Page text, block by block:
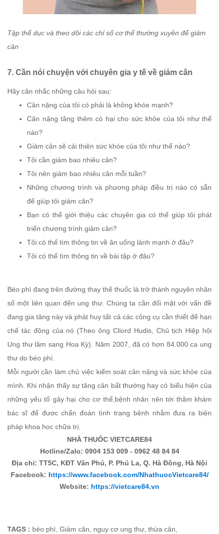
Tập thể dục và theo dõi các chỉ số cơ thể thường xuyên để giảm
cân
7. Cần nói chuyện với chuyên gia y tế về giảm cân
Hãy cân nhắc những câu hỏi sau:
Cân nặng của tôi có phải là không khỏe mạnh?
Cân nặng tăng thêm có hại cho sức khỏe của tôi như thế
nào?
Giảm cân sẽ cải thiện sức khỏe của tôi như thế nào?
Tôi cần giảm bao nhiêu cân?
Tôi nên giảm bao nhiêu cân mỗi tuần?
Những chương trình và phương pháp điều trị nào có sẵn
để giúp tôi giảm cân?
Bạn có thể giới thiệu các chuyên gia có thể giúp tôi phát
triển chương trình giảm cân?
Tôi có thể tìm thông tin về ăn uống lành mạnh ở đâu?
Tôi có thể tìm thông tin về bài tập ở đâu?
Béo phì đang trên đường thay thế thuốc lá trở thành nguyên nhân
số một liên quan đến ung thư. Chúng ta cần đối mặt với vấn đề
đang gia tăng này và phát huy tất cả các công cụ cần thiết để hạn
chế tác động của nó (Theo ông Cliord Hudis, Chủ tịch Hiệp hội
Ung thư lâm sang Hoa Kỳ). Năm 2007, đã có hơn 84.000 ca ung
thư do béo phì.
Mỗi người cần làm chủ việc kiểm soát cân nặng và sức khỏe của
mình. Khi nhận thấy sự tăng cân bất thường hay có biểu hiện của
những yếu tố gây hại cho cơ thể,bệnh nhân nên tới thăm khám
bác sĩ để được chẩn đoán tình trạng bệnh nhằm đưa ra biện
pháp khoa học chữa trị.
NHÀ THUỐC VIETCARE84
Hotline/Zalo: 0904 153 009 - 0962 48 84 84
Địa chỉ: TT5C, KĐT Văn Phú, P. Phú La, Q. Hà Đông, Hà Nội
Facebook: https://www.facebook.com/NhathuocVietcare84/
Website: https://vietcare84.vn
TAGS : béo phì Giảm cân nguy cơ ung thư thừa cân